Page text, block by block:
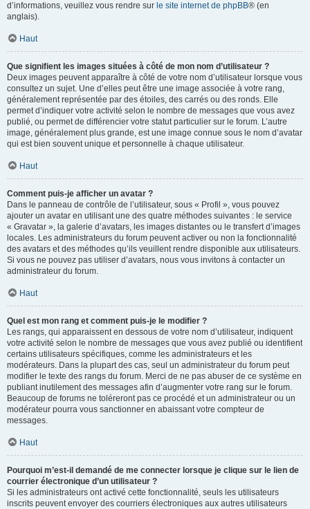
d’informations, veuillez vous rendre sur le site internet de phpBB® (en
anglais).
Haut
Que signifient les images situées à côté de mon nom d’utilisateur ?
Deux images peuvent apparaître à côté de votre nom d’utilisateur lorsque vous
consultez un sujet. Une d’elles peut être une image associée à votre rang,
généralement représentée par des étoiles, des carrés ou des ronds. Elle
permet d’indiquer votre activité selon le nombre de messages que vous avez
publié, ou permet de différencier votre statut particulier sur le forum. L’autre
image, généralement plus grande, est une image connue sous le nom d’avatar
qui est bien souvent unique et personnelle à chaque utilisateur.
Haut
Comment puis-je afficher un avatar ?
Dans le panneau de contrôle de l’utilisateur, sous « Profil », vous pouvez
ajouter un avatar en utilisant une des quatre méthodes suivantes : le service
« Gravatar », la galerie d’avatars, les images distantes ou le transfert d’images
locales. Les administrateurs du forum peuvent activer ou non la fonctionnalité
des avatars et des méthodes qu’ils veuillent rendre disponible aux utilisateurs.
Si vous ne pouvez pas utiliser d’avatars, nous vous invitons à contacter un
administrateur du forum.
Haut
Quel est mon rang et comment puis-je le modifier ?
Les rangs, qui apparaissent en dessous de votre nom d’utilisateur, indiquent
votre activité selon le nombre de messages que vous avez publié ou identifient
certains utilisateurs spécifiques, comme les administrateurs et les
modérateurs. Dans la plupart des cas, seul un administrateur du forum peut
modifier le texte des rangs du forum. Merci de ne pas abuser de ce système en
publiant inutilement des messages afin d’augmenter votre rang sur le forum.
Beaucoup de forums ne toléreront pas ce procédé et un administrateur ou un
modérateur pourra vous sanctionner en abaissant votre compteur de
messages.
Haut
Pourquoi m’est-il demandé de me connecter lorsque je clique sur le lien de
courrier électronique d’un utilisateur ?
Si les administrateurs ont activé cette fonctionnalité, seuls les utilisateurs
inscrits peuvent envoyer des courriers électroniques aux autres utilisateurs